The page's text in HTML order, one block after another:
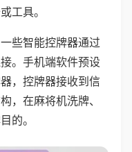
工具。
些智能控牌器通过
。手机端软件预设
，控牌器接收到信
，在麻将机洗牌、
的。